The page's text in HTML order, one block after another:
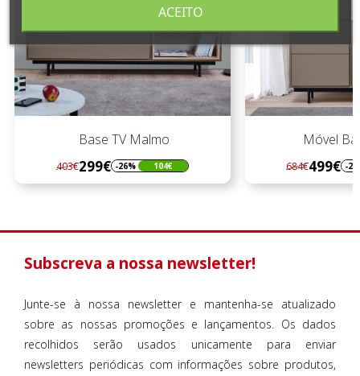
Base TV Malmo
Regular
preço
403€299€
Preço -26% 104€
Móvel
Regular
preço
684€499€
Preço -
Subscreva a nossa newsletter!
Junte-se à nossa newsletter e mantenha-se atualizado
sobre as nossas promoções e lançamentos. Os dados
recolhidos serão usados unicamente para enviar
newsletters periódicas com informações sobre produtos,
ACEITO